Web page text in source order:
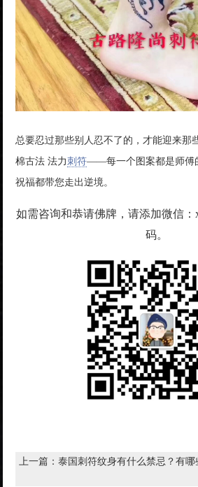
总要忍过那些别人忍不了的，才能迎来那
棉古法 法力刺符——每一个图案都是师傅
祝福都带您走出逆境。
如需咨询和恭请佛牌，请添加微信
码。
上一篇：泰国刺符纹身有什么禁忌？有哪